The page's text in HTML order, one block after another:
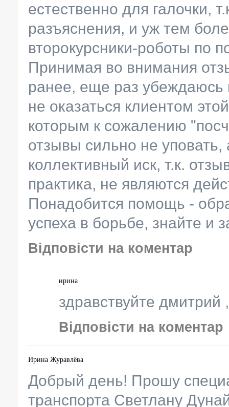
естественно для галочки,
разъяснения, и уж тем
второкурсники-роботы по
Принимая во внимания
ранее, еще раз убеждаюсь
не оказаться клиентом
которым к сожалению
отзывы сильно не уповать,
коллективный иск, т.к.
практика, не являются
Понадобится помощь -
успеха в борьбе, знайте и
Відповісти на коментар
ирина
здравствуйте дмитрий
Відповісти на коментар
Ирина Журавлёва
Добрый день! Прошу
транспорта Светлану